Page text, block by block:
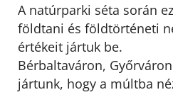
A natúrparki séta során
földtani és földtörténeti
értékeit jártuk be.
Bérbaltaváron,
jártunk, hogy a múltba